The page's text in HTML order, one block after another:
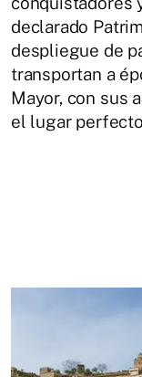
declarado
despliegue de
transportan a
Mayor, con sus
el lugar